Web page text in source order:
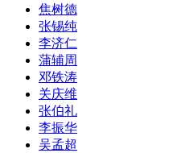
焦树德
张锡纯
李济仁
蒲辅周
邓铁涛
关庆维
张伯礼
李振华
吴孟超